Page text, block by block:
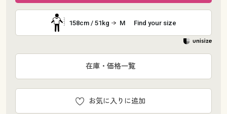
158cm / 51kg M Find your size
お気に入りに追加
在庫・価格一覧